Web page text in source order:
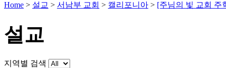
Home > 설교 > 서남부 교회 > 캘리포니아 > [주님의 빛 교회 주
설교
지역별 검색